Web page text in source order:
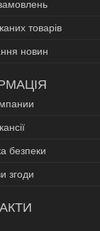
товарів
новин
безпеки
згоди